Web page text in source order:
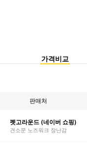
가격비교
판매처
펫고라운드 (네이버 쇼핑)
견소문 노즈워크 장난감